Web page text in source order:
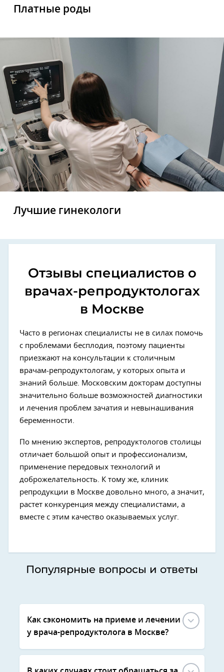
Платные роды
Лучшие гинекологи
Отзывы специалистов о
врачах-репродуктологах
в Москве
Часто в регионах специалисты не в силах помочь
с проблемами бесплодия, поэтому пациенты
приезжают на консультации к столичным
врачам-репродуктологам, у которых опыта и
знаний больше. Московским докторам доступны
значительно больше возможностей диагностики
и лечения проблем зачатия и невынашивания
беременности.
По мнению экспертов, репродуктологов столицы
отличает большой опыт и профессионализм,
применение передовых технологий и
доброжелательность. К тому же, клиник
репродукции в Москве довольно много, а значит,
растет конкуренция между специалистами, а
вместе с этим качество оказываемых услуг.
Популярные вопросы и ответы
Как сэкономить на приеме и лечении
у врача-репродуктолога в Москве?